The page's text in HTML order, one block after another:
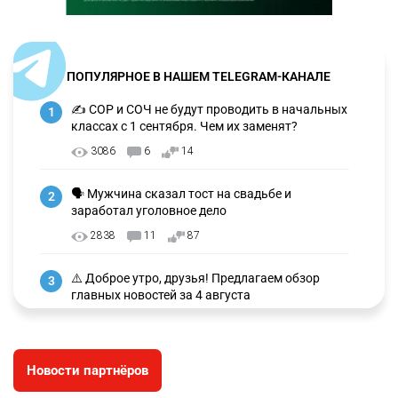
ПОПУЛЯРНОЕ В НАШЕМ TELEGRAM-КАНАЛЕ
1
✍️ СОР и СОЧ не будут проводить в начальных
классах с 1 сентября. Чем их заменят?
3086 6 14
2
🗣 Мужчина сказал тост на свадьбе и
заработал уголовное дело
2838 11 87
3
⚠️ Доброе утро, друзья! Предлагаем обзор
главных новостей за 4 августа
4
🗣Глава государства направил телеграмму
соболезнования родным и близким Халық
Новости партнёров